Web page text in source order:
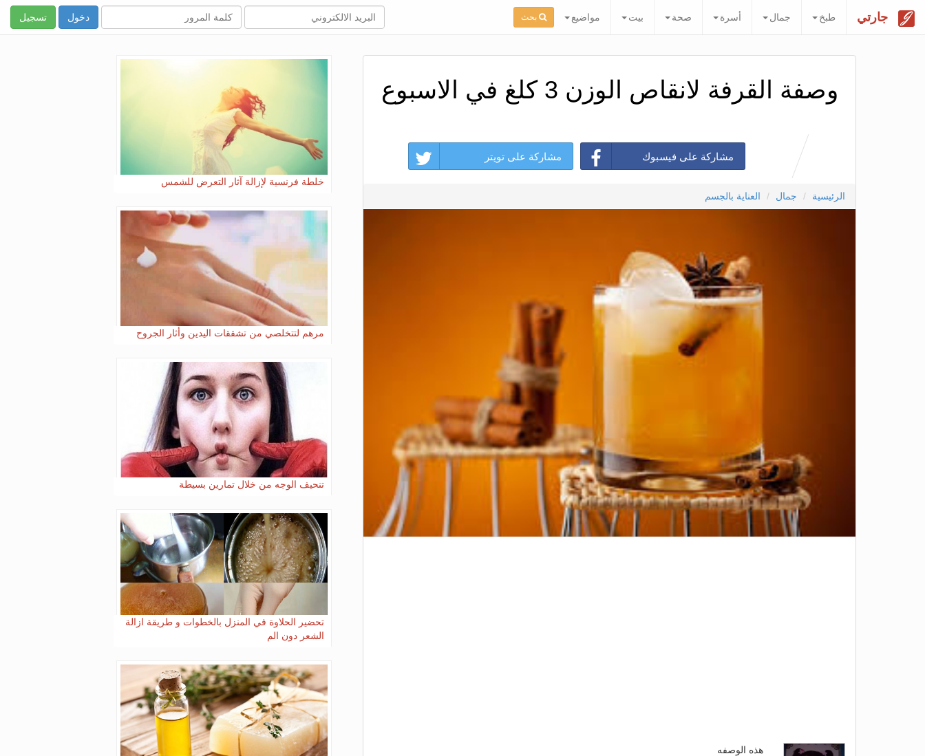
جارتي طبخ جمال أسرة صحة بيت مواضيع بحث تسجيل
وصفة القرفة لانقاص الوزن 3 كلغ في الاسبوع
مشاركة على فيسبوك مشاركة على تويتر
الرئيسية جمال العناية بالجسم
هذه الوصفه
خلطة فرنسية لإزالة آثار التعرض للشمس
مرهم لتتخلصي من تشققات اليدين وأثار الجروح
تنحيف الوجه من خلال تمارين بسيطة
تحضير الحلاوة في المنزل بالخطوات و طريقة ازالة
الشعر دون الم